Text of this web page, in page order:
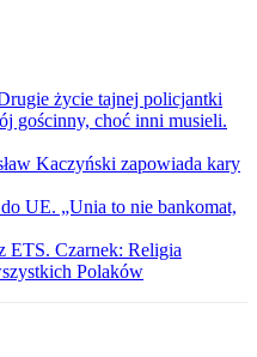
życie tajnej policjantki
gościnny, choć inni musieli.
Kaczyński zapowiada kary
UE. „Unia to nie bankomat,
ETS. Czarnek: Religia
Polaków